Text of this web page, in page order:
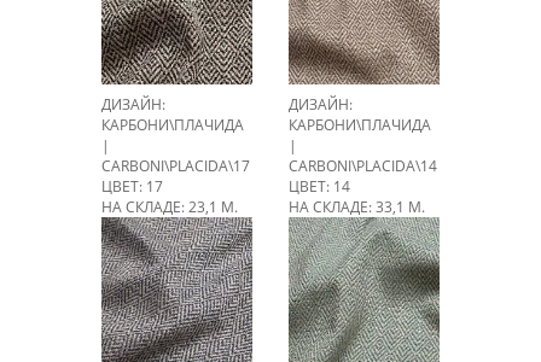
ДИЗАЙН:
КАРБОНИ\ПЛАЧИДА
|
CARBONI\PLACIDA\17
ЦВЕТ: 17
НА СКЛАДЕ: 23,1 М.
ДИЗАЙН:
КАРБОНИ\ПЛАЧИДА
|
CARBONI\PLACIDA\14
ЦВЕТ: 14
НА СКЛАДЕ: 33,1 М.